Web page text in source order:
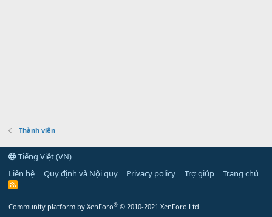
Thành viên
Tiếng Việt (VN)
Liên hệ
Quy định và Nội quy Privacy policy Trợ giúp Trang chủ
R
Community platform by XenForo® © 2010-2021 XenForo Ltd.